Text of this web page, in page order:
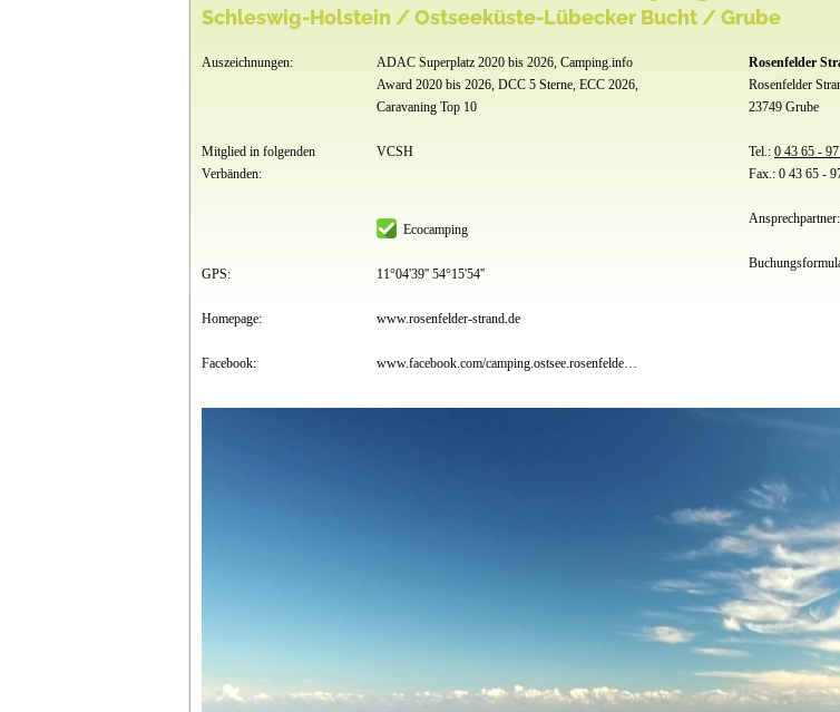
Schleswig-Holstein / Ostseeküste-Lübecker Bucht / Grube
Auszeichnungen:
ADAC Superplatz 2020 bis 2026, Camping.info
Award 2020 bis 2026, DCC 5 Sterne, ECC 2026,
Caravaning Top 10
Mitglied in folgenden
Verbänden:
VCSH
Ecocamping
GPS: 11°04'39'' 54°15'54''
Homepage: www.rosenfelder-strand.de
Facebook: www.facebook.com/camping.ostsee.rosenfelder.strand.campingplatz?ref=hl
Rosenfelder
Rosenfelder
23749 Grube
Tel.: 0 43 65 -
Fax.: 0 43 65 -